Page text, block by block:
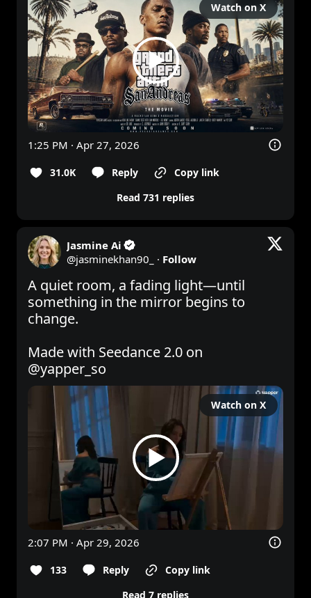
Watch on X
1:25 PM · Apr 27, 2026
31.0K Reply
Copy link
Read 731 replies
Jasmine Ai
@jasminekhan90_ · Follow
A quiet room, a fading light—until
something in the mirror begins to
change.
@yapper_so
Watch on X
2:07 PM · Apr 29, 2026
133 Reply
Copy link
Read 7 replies